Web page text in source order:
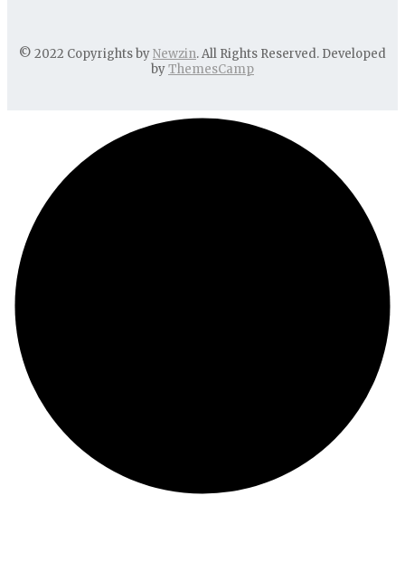
© 2022 Copyrights byNewzin. All Rights Reserved. Developed
byThemesCamp